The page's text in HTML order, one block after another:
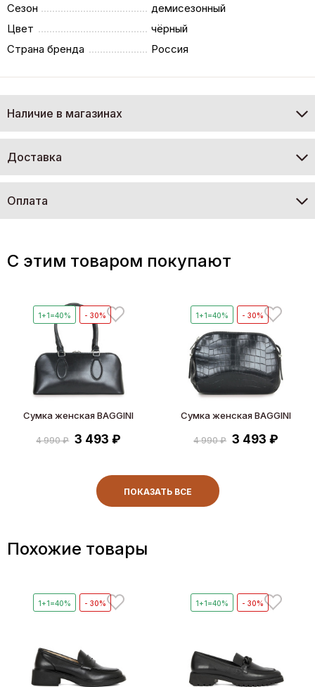
Сезон
демисезонный
Цвет
чёрный
Страна бренда
Россия
Наличие в магазинах
Доставка
Оплата
C этим товаром покупают
1+1=40% - 30%
Сумка женская BAGGINI
4 990 ₽ 3 493 ₽
1+1=40% - 30%
Сумка женская BAGGINI
4 990 ₽ 3 493 ₽
ПОКАЗАТЬ ВСЕ
Похожие товары
1+1=40% - 30% 1+1=40% - 30%